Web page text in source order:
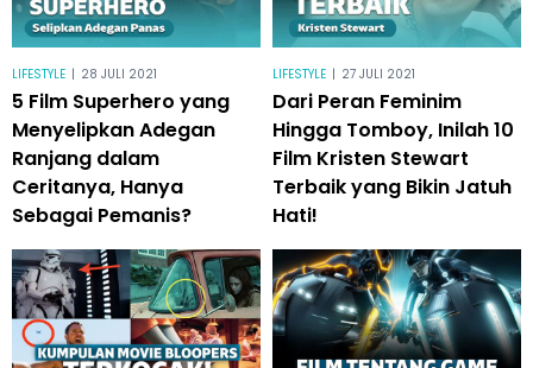
LIFESTYLE | 28 JULI 2021
5 Film Superhero yang
Menyelipkan Adegan
Ranjang dalam
Ceritanya, Hanya
Sebagai Pemanis?
LIFESTYLE | 27 JULI 2021
Dari Peran Feminim
Hingga Tomboy, Inilah 10
Film Kristen Stewart
Terbaik yang Bikin Jatuh
Hati!